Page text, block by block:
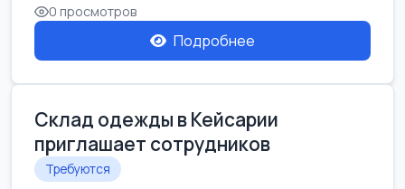
0 просмотров
Подробнее
Склад одежды в Кейсарии
приглашает сотрудников
Требуются